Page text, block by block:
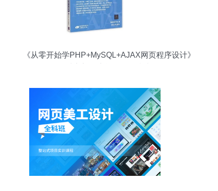
《从零开始学PHP+MySQL+AJAX网页程序设计》